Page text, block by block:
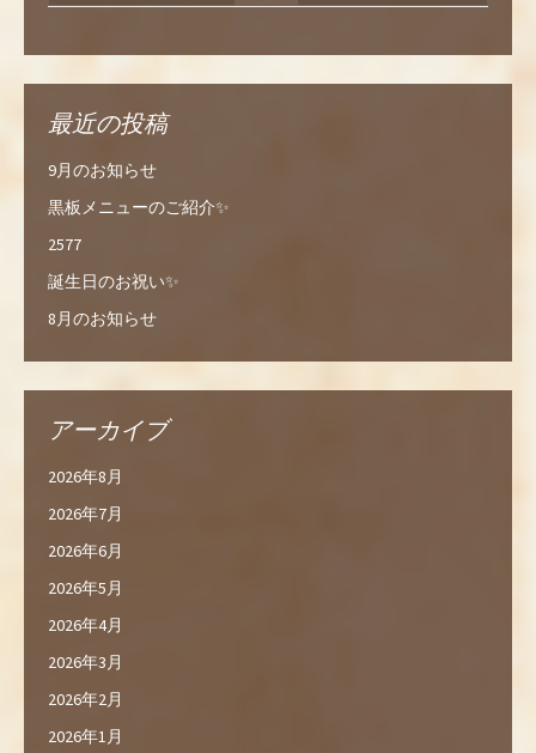
最近の投稿
9月のお知らせ
黒板メニューのご紹介✨
2577
誕生日のお祝い✨
8月のお知らせ
アーカイブ
2026年8月
2026年7月
2026年6月
2026年5月
2026年4月
2026年3月
2026年2月
2026年1月